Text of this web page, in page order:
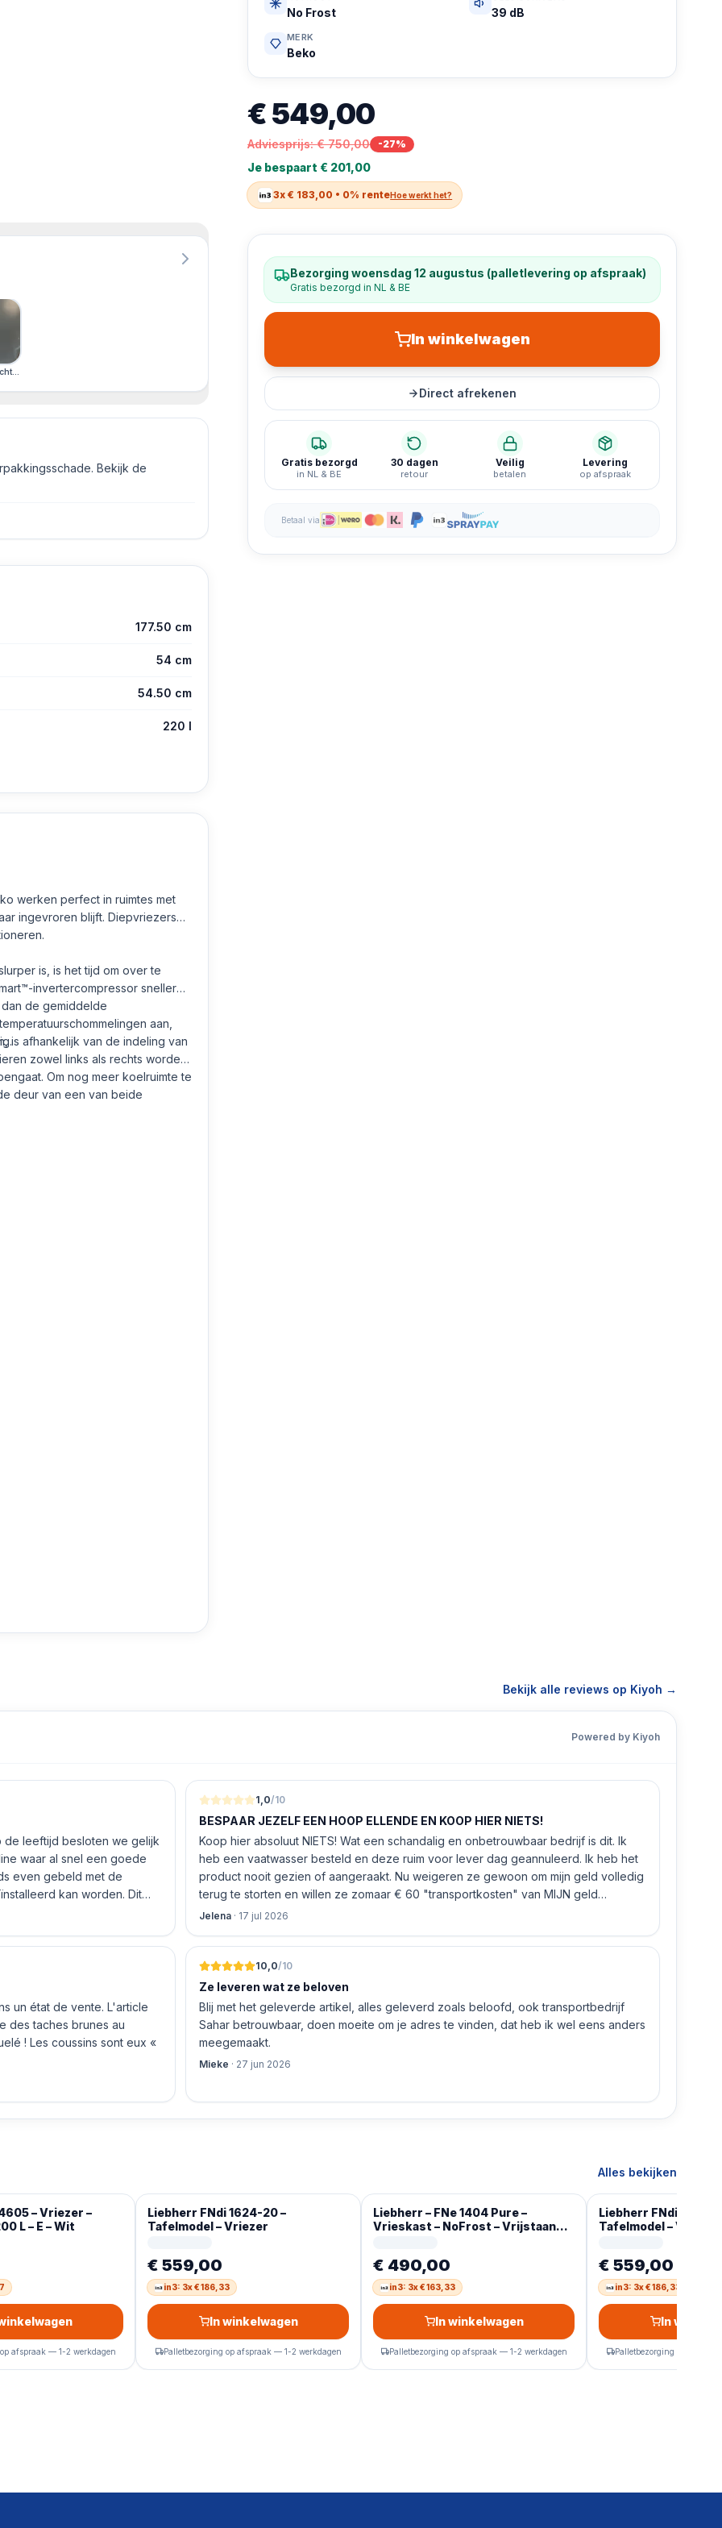
Bekijk de
177.50 cm
54 cm
54.50 cm
220 l
werken perfect in ruimtes met
ingevroren blijft. Diepvriezers
is, is het tijd om over te
invertercompressor sneller
de gemiddelde
aan,
is afhankelijk van de indeling van
zowel links als rechts worden
Om nog meer koelruimte te
deur van een van beide
No Frost 39 dB
MERK
Beko
€ 549,00
Adviesprijs:€ 750,00 -27%
Je bespaart € 201,00
3x € 183,00 • 0% renteHoe werkt het?
Bezorging woensdag 12 augustus (palletlevering op afspraak)
Gratis bezorgd in NL & BE
In winkelwagen
Direct afrekenen
Gratis bezorgd
in NL & BE
30 dagen
retour
Veilig
betalen
Levering
op afspraak
Betaal via
Bekijk alle reviews op Kiyoh →
Powered by Kiyoh
de leeftijd besloten we gelijk
waar al snel een goede
kan worden. Dit
vriendelijke medewerker
loze woorden: om 16.00
1,0/10
BESPAAR JEZELF EEN HOOP ELLENDE EN KOOP HIER NIETS!
Koop hier absoluut NIETS! Wat een schandalig en onbetrouwbaar bedrijf is dit. Ik
heb een vaatwasser besteld en deze ruim voor lever dag geannuleerd. Ik heb het
product nooit gezien of aangeraakt. Nu weigeren ze gewoon om mijn geld volledig
terug te storten en willen ze zomaar € 60 "transportkosten" van MIJN geld
inhouden!
Jelena · 17 jul 2026
un état de vente. L'article
des taches brunes au
! Les coussins sont eux «
10,0/10
Ze leveren wat ze beloven
Blij met het geleverde artikel, alles geleverd zoals beloofd, ook transportbedrijf
Sahar betrouwbaar, doen moeite om je adres te vinden, dat heb ik wel eens anders
meegemaakt.
Mieke · 27 jun 2026
Alles bekijken
– Vriezer –
L – E – Wit
afspraak — 1-2 werkdagen
Liebherr FNdi 1624-20 –
Tafelmodel – Vriezer
€ 559,00
in3: 3x € 186,33
In winkelwagen
Palletbezorging op afspraak — 1-2 werkdagen
Liebherr – FNe 1404 Pure –
Vrieskast – NoFrost – Vrijstaand
€ 490,00
in3: 3x € 163,33
In winkelwagen
Palletbezorging op afspraak — 1-2 werkdagen
Liebherr FNdi 1624-
Tafelmodel – Vriezer
€ 559,00
in3: 3x € 186,33
In
Palletbezorging op